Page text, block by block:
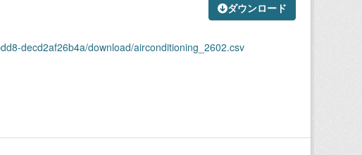
ダウンロード
decd2af26b4a/download/airconditioning_2602.csv